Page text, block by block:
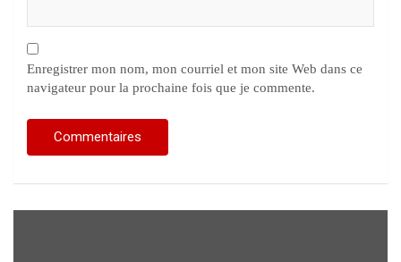
Enregistrer mon nom, mon courriel et mon site Web dans ce
navigateur pour la prochaine fois que je commente.